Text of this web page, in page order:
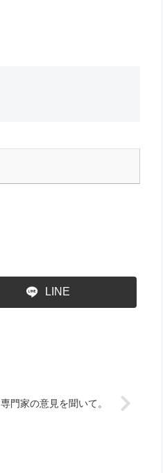
LINE
専門家の意見を聞いて。